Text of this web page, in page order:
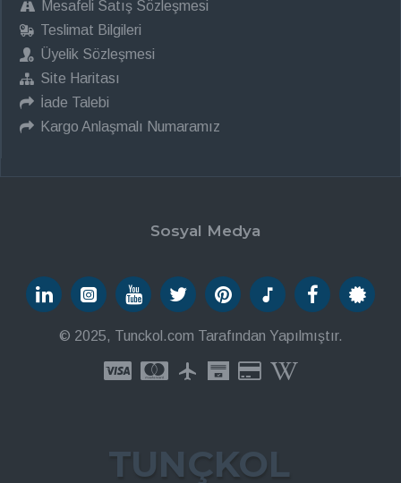
Mesafeli Satış Sözleşmesi
Teslimat Bilgileri
Üyelik Sözleşmesi
Site Haritası
İade Talebi
Kargo Anlaşmalı Numaramız
Sosyal Medya
© 2025, Tunckol.com Tarafından Yapılmıştır.
TUNÇKOL